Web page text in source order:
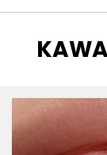
TAG
: